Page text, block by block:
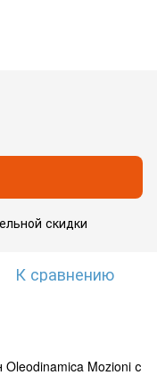
скидки
К сравнению
Mozioni с